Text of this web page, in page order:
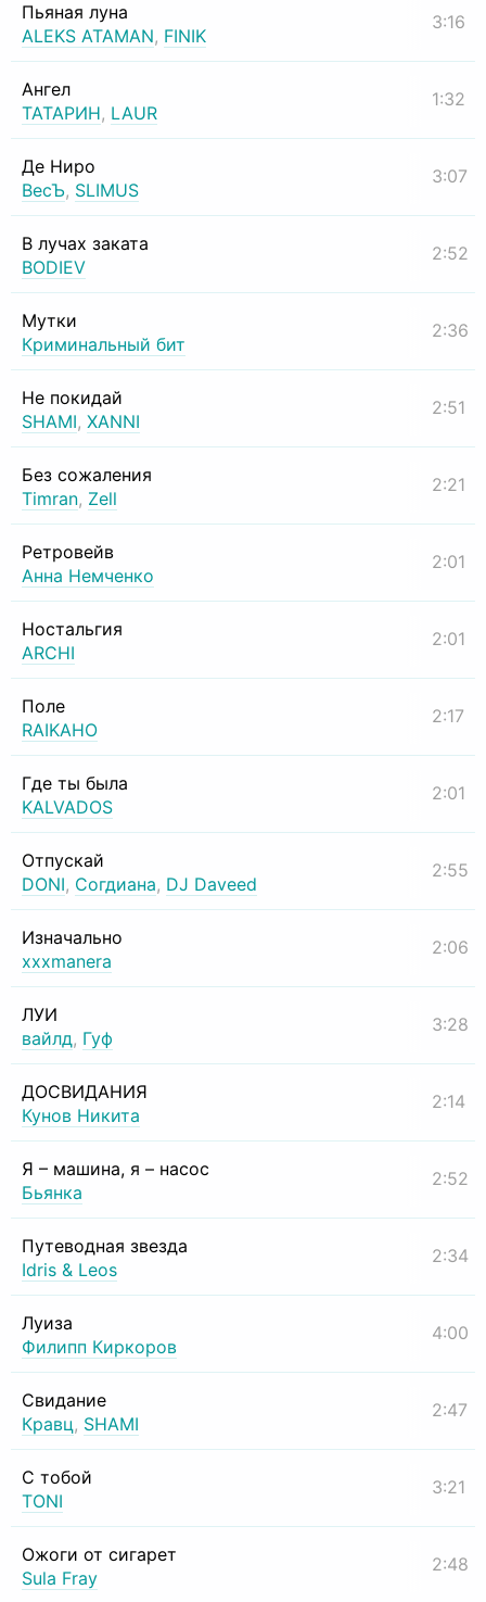
Пьяная луна
ALEKS ATAMAN, FINIK
3:16
Ангел
ТАТАРИН, LAUR
1:32
Де Ниро
ВесЪ, SLIMUS
3:07
В лучах заката
BODIEV
2:52
Мутки
Криминальный бит
2:36
Не покидай
SHAMI, XANNI
2:51
Без сожаления
Timran, Zell
2:21
Ретровейв
Анна Немченко
2:01
Ностальгия
ARCHI
2:01
Поле
RAIKAHO
2:17
Где ты была
KALVADOS
2:01
Отпускай
DONI, Согдиана, DJ Daveed
2:55
Изначально
xxxmanera
2:06
ЛУИ
вайлд, Гуф
3:28
ДОСВИДАНИЯ
Кунов Никита
2:14
Я – машина, я – насос
Бьянка
2:52
Путеводная звезда
Idris & Leos
2:34
Луиза
Филипп Киркоров
4:00
Свидание
Кравц, SHAMI
2:47
С тобой
TONI
3:21
Ожоги от сигарет
Sula Fray
2:48